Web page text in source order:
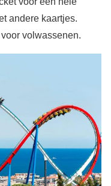
andere kaartjes.
voor volwassenen.